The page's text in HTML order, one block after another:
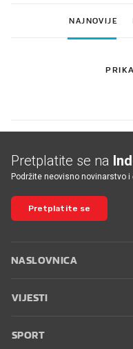
NAJNOVIJE
Pretplatite se na
Podržite neovisno novinarstvo i
Pretplatite se
NASLOVNICA
VIJESTI
SPORT